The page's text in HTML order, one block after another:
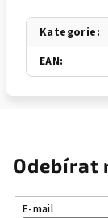
Kategorie:
EAN:
Odebírat
E-mail